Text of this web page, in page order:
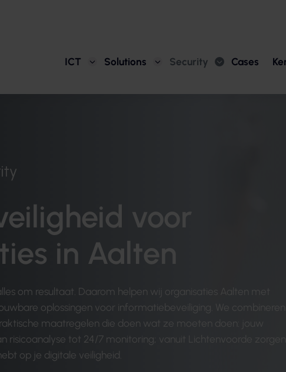
ICT Solutions Security Cases
voor
in Aalten
om resultaat. Daarom helpen wij organisaties Aalten met
oplossingen voor informatiebeveiliging. We combineren
maatregelen die doen wat ze moeten doen: jouw
risicoanalyse tot 24/7 monitoring; vanuit Lichtenvoorde zorgen
op je digitale veiligheid.